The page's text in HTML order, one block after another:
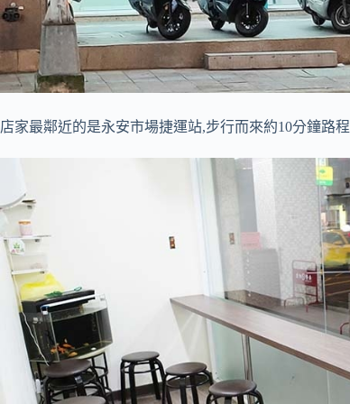
店家最鄰近的是永安市場捷運站,步行而來約10分鐘路程